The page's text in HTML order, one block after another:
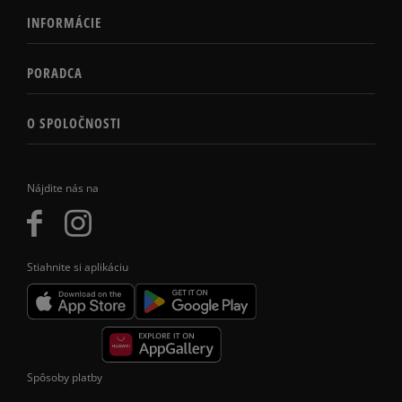
Nájdite nás na
Stiahnite si aplikáciu
INFORMÁCIE
PORADCA
O SPOLOČNOSTI
Spôsoby platby